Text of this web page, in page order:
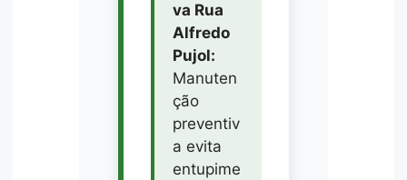
va Rua
Alfredo
Pujol:
Manuten
ção
preventiv
a evita
entupime